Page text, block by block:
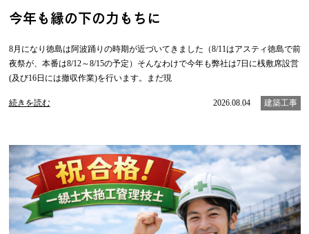
今年も縁の下の力もちに
8月になり徳島は阿波踊りの時期が近づいてきました（8/11はアスティ徳島で前
夜祭が、本番は8/12～8/15の予定）そんなわけで今年も弊社は7日に桟敷席設営
(及び16日には撤収作業)を行います。まだ現
続きを読む 2026.08.04 建築工事